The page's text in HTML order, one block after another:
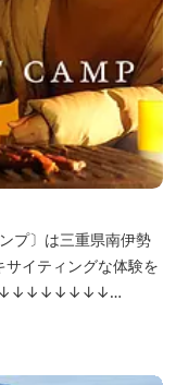
プ〕は三重県南伊勢
イティングな体験を